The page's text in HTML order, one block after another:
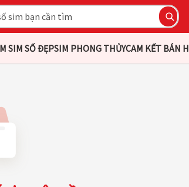
SIM SỐ ĐẸPSIM PHONG THỦYCAM KẾT BÁN